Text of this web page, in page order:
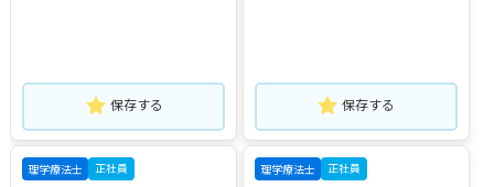
保存する 保存する
理学療法士 正社員 理学療法士 正社員